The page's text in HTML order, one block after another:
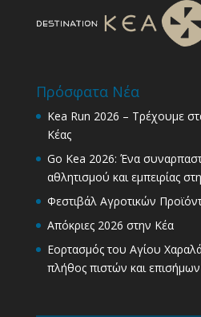
Πρόσφατα Νέα
Kea Run 2026 – Τρέχουμε
Κέας
Go Kea 2026: Ένα
αθλητισμού και εμπειρίας
Φεστιβάλ Αγροτικών
Απόκριες 2026 στην Κέα
Εορτασμός του Αγίου
πλήθος πιστών και επισήμων